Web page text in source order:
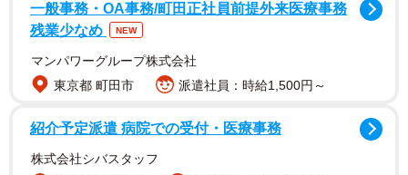
身近にひそむ身バレの危険
身バレといえば、子どもたちが普段利用しているSNSにも
一般事務・OA事務/町田正社員前提外来医療事務
残業少なめ
NEW
マンパワーグループ株式会社
東京都 町田市
派遣社員：時給1,500円～
紹介予定派遣 病院での受付・医療事務
株式会社シバスタッフ